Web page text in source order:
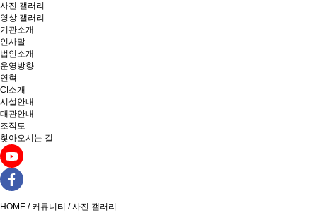
사진 갤러리
영상 갤러리
기관소개
인사말
법인소개
운영방향
연혁
CI소개
시설안내
대관안내
조직도
찾아오시는 길
HOME / 커뮤니티 / 사진 갤러리